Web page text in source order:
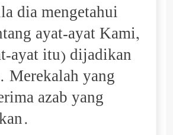
dia mengetahui
ayat-ayat Kami,
ayat itu) dijadikan
yang
azab yang